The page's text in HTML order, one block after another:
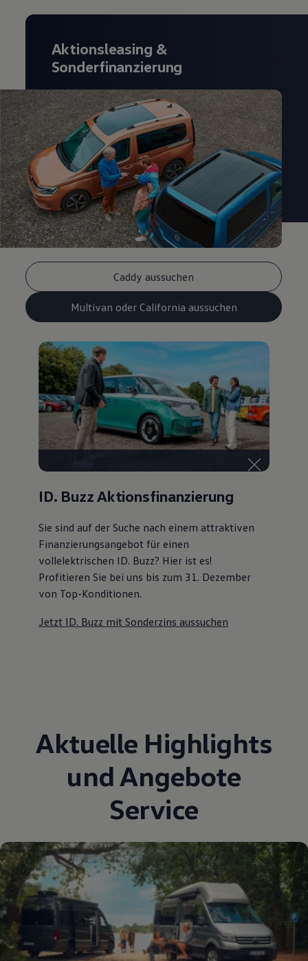
Caddy aussuchen
Multivan oder California aussuchen
Aktionsleasing &
Sonderfinanzierung
ID. Buzz Aktionsfinanzierung
Sie sind auf der Suche nach einem attraktiven
Finanzierungsangebotfür einen
vollelektrischen ID. Buzz? Hier ist es!
Profitieren Sie bei uns bis zum 31. Dezember
von Top-Konditionen.
Jetzt ID. Buzz mit Sonderzins aussuchen
Aktuelle Highlights
und Angebote
Service